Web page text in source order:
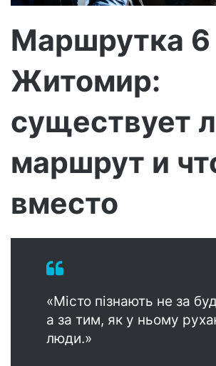
м
Маршрутка 6
Житомир:
существует
маршрут и
вместо
«Місто пізнають не за
а за тим, як у ньому
люди.»